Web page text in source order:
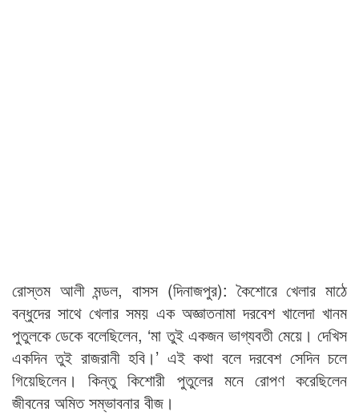
রোস্তম আলী মন্ডল, বাসস (দিনাজপুর): কৈশোরে খেলার মাঠে
বন্ধুদের সাথে খেলার সময় এক অজ্ঞাতনামা দরবেশ খালেদা খানম
পুতুলকে ডেকে বলেছিলেন, ‘মা তুই একজন ভাগ্যবতী মেয়ে। দেখিস
একদিন তুই রাজরানী হবি।’ এই কথা বলে দরবেশ সেদিন চলে
গিয়েছিলেন। কিন্তু কিশোরী পুতুলের মনে রোপণ করেছিলেন
জীবনের অমিত সম্ভাবনার বীজ।